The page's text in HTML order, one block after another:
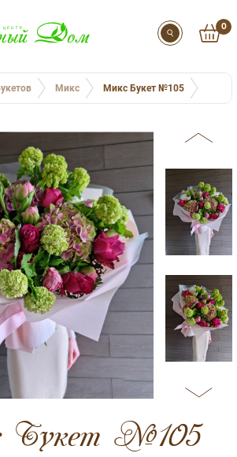
0
Микс Микс Букет №105
Букет №105